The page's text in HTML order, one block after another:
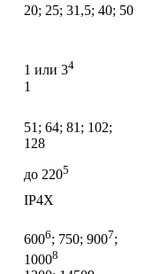
20; 25; 31,5; 40; 50
1 или 34
1
51; 64; 81; 102;
128
до 2205
IP4X
6006; 750; 9007;
10008